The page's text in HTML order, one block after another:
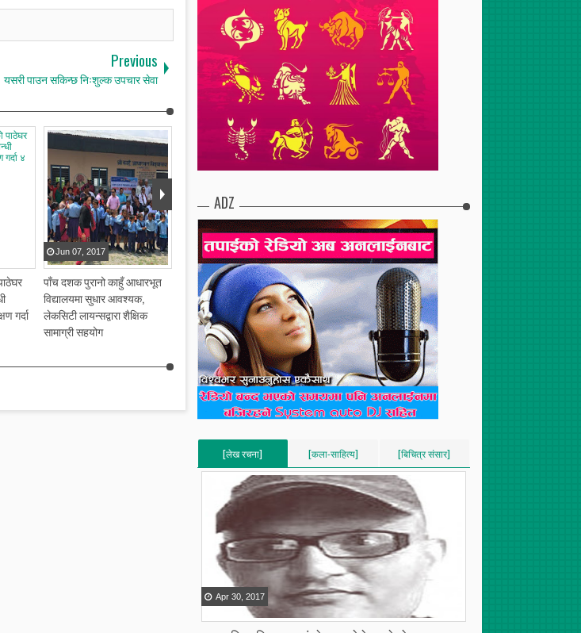
Previous
यसरी पाउन सकिन्छ निःशुल्क उपचार सेवा
गर्दा
पाँच दशक पुरानो काहुँ आधारभूत
विद्यालयमा सुधार आवश्यक,
लेकसिटी लायन्सद्वारा शैक्षिक
सामाग्री सहयोग
Jun 07 2017
ए लेभल लचिलो, गुणस्तरीय,
वैज्ञानिक र व्यवहारिक–खुलाल
May 30,2017
बगर भाइखलकको अध्यक्षमा
पुनःगुरुङ
Apr 30,2017
ADZ
[लेख रचना]
[VERTICAL]
[RECENT][5]
[कला-साहित्य]
[VERTICAL]
[बिचित्र संसार]
[VERTICAL]
[RECENT][5]
Apr 30 2017